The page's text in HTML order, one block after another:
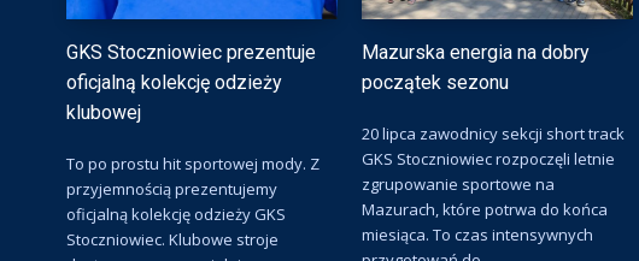
GKS Stoczniowiec prezentuje
oficjalną kolekcję odzieży
klubowej
To po prostu hit sportowej mody. Z
przyjemnością prezentujemy
oficjalną kolekcję odzieży GKS
Stoczniowiec. Klubowe stroje
Mazurska energia na dobry
początek sezonu
20 lipca zawodnicy sekcji short track
GKS Stoczniowiec rozpoczęli letnie
zgrupowanie sportowe na
Mazurach, które potrwa do końca
miesiąca. To czas intensywnych